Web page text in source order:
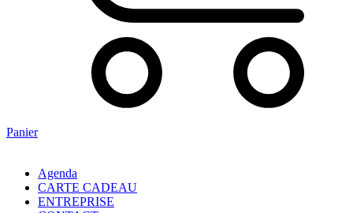
Panier
Agenda
CARTE CADEAU
ENTREPRISE